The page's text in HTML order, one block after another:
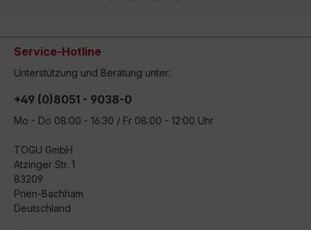
Service-Hotline
Unterstützung und Beratung unter:
+49 (0)8051 - 9038-0
Mo - Do 08:00 - 16:30 / Fr 08:00 - 12:00 Uhr
TOGU GmbH
Atzinger Str. 1
83209
Prien-Bachham
Deutschland